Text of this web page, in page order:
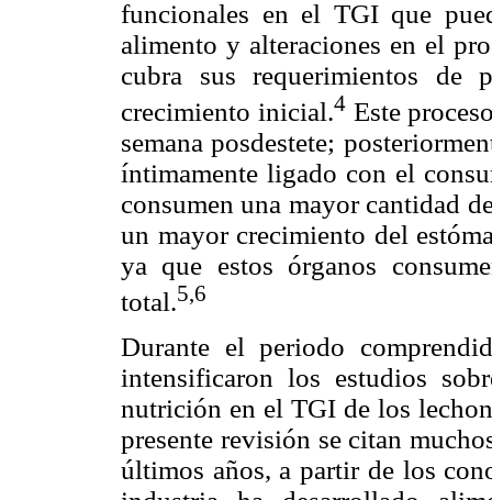
funcionales en el TGI que
alimento y alteraciones en el
cubra sus requerimientos
crecimiento inicial.4Este
semana posdestete;
íntimamente ligado con el
consumen una mayor cantidad
un mayor crecimiento del
ya que estos órganos
total.5,6
Durante el periodo
intensificaron los estudios
nutrición en el TGI de los
presente revisión se citan
últimos años, a partir de los